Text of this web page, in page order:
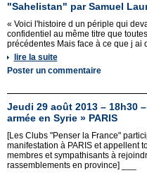
"Sahelistan" par Samuel
« Voici l'histoire d un périple qui
confidentiel au même titre que
précédentes Mais face à ce que j ai
lire la suite
Poster un commentaire
Jeudi 29 août 2013 – 18h30
armée en Syrie » PARIS
[Les Clubs "Penser la France"
manifestation à PARIS et appellent
membres et sympathisants à
rassemblements en province] ___